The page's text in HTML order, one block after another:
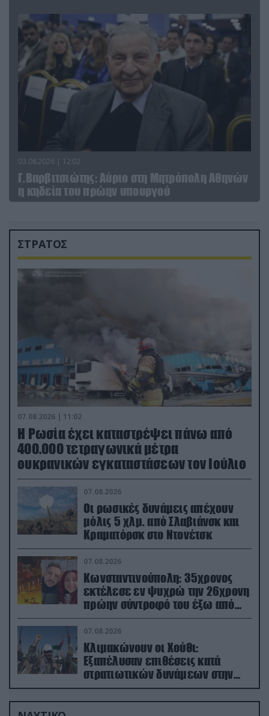
03.08.2026 | 12:02
Γ.Βαρβιτσιώτης: Aύριο στη Μητρόπολη Αθηνών
η κηδεία του πρώην υπουργού
ΣΤΡΑΤΟΣ
07.08.2026 | 11:02
Η Ρωσία έχει καταστρέψει πάνω από
400.000 τετραγωνικά μέτρα
ουκρανικών εγκαταστάσεων τον Ιούλιο
07.08.2026
Οι ρωσικές δυνάμεις απέχουν
μόλις 5 χλμ. από Σλαβιάνσκ και
Κραματόρσκ στο Ντονέτσκ
07.08.2026
Κωνσταντινούπολη: 35χρονος
εκτέλεσε εν ψυχρώ την 26χρονη
πρώην σύντροφό του έξω από
φαρμακείο (βίντεο)
07.08.2026
Κλιμακώνουν οι Χούθι:
Eξαπέλυσαν επιθέσεις κατά
στρατιωτικών δυνάμεων στην
Υεμένη – Πλήγματα & στη
Σαουδική Αραβία!